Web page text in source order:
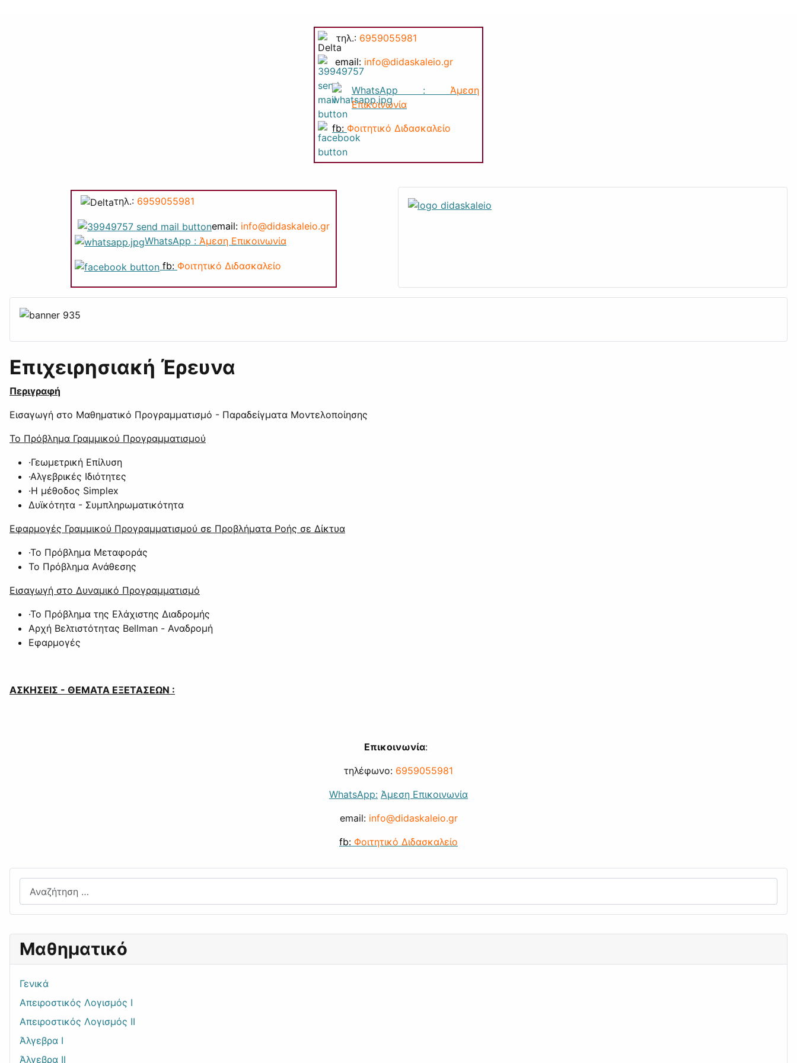
τηλ.: 6959055981
email: info@didaskaleio.gr
WhatsApp : Άμεση
Επικοινωνία
fb: Φοιτητικό Διδασκαλείο
τηλ.: 6959055981
email: info@didaskaleio.gr
WhatsApp : Άμεση Επικοινωνία
fb: Φοιτητικό Διδασκαλείο
Μαθηματικό
Γενικά
Απειροστικός Λογισμός Ι
Απειροστικός Λογισμός ΙΙ
Άλγεβρα I
Άλγεβρα II
Επιχειρησιακή Έρευνα
Περιγραφή
Εισαγωγή στο Μαθηματικό Προγραμματισμό - Παραδείγματα Μοντελοποίησης
Το Πρόβλημα Γραμμικού Προγραμματισμού
·Γεωμετρική Επίλυση
·Αλγεβρικές Ιδιότητες
·Η μέθοδος Simplex
Δυϊκότητα - Συμπληρωματικότητα
Εφαρμογές Γραμμικού Προγραμματισμού σε Προβλήματα Ροής σε Δίκτυα
·Το Πρόβλημα Μεταφοράς
Το Πρόβλημα Ανάθεσης
Εισαγωγή στο Δυναμικό Προγραμματισμό
·Το Πρόβλημα της Ελάχιστης Διαδρομής
Αρχή Βελτιστότητας Bellman - Αναδρομή
Εφαρμογές
ΑΣΚΗΣΕΙΣ - ΘΕΜΑΤΑ ΕΞΕΤΑΣΕΩΝ :
Επικοινωνία:
τηλέφωνο: 6959055981
WhatsApp: Άμεση Επικοινωνία
email: info@didaskaleio.gr
fb: Φοιτητικό Διδασκαλείο
Αναζήτηση